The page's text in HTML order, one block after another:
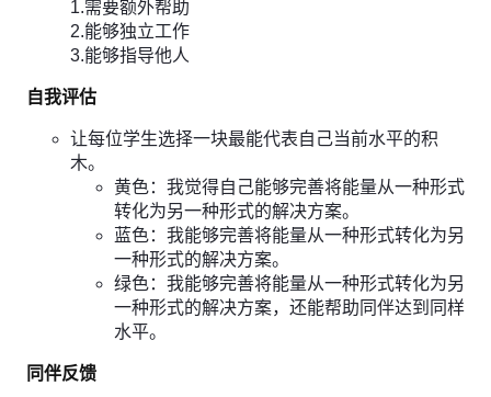
1.需要额外帮助
2.能够独立工作
3.能够指导他人
自我评估
让每位学生选择一块最能代表自己当前水平的积
木。
黄色：我觉得自己能够完善将能量从一种形式
转化为另一种形式的解决方案。
蓝色：我能够完善将能量从一种形式转化为另
一种形式的解决方案。
绿色：我能够完善将能量从一种形式转化为另
一种形式的解决方案，还能帮助同伴达到同样
水平。
同伴反馈